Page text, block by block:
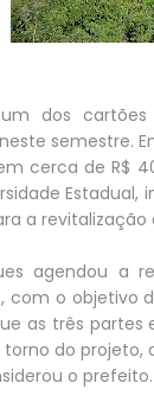
dos
semestre.
cerca de R$
a
agendou a
com o objetivo
as três
do projeto,
o prefeito.